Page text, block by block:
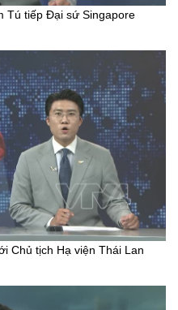
Tú tiếp Đại sứ Singapore
Chủ tịch Hạ viện Thái Lan